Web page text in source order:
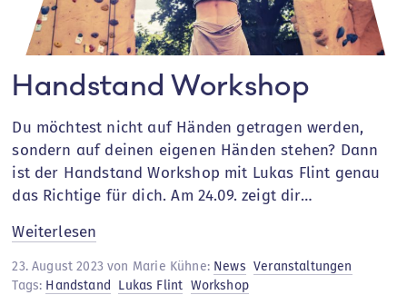
Handstand Workshop
Du möchtest nicht auf Händen getragen werden,
sondern auf deinen eigenen Händen stehen? Dann
ist der Handstand Workshop mit Lukas Flint genau
das Richtige für dich. Am 24.09. zeigt dir…
Weiterlesen
Workshop
23. August 2023 von Marie Kühne: News Veranstaltungen
Tags: Handstand Lukas Flint Workshop